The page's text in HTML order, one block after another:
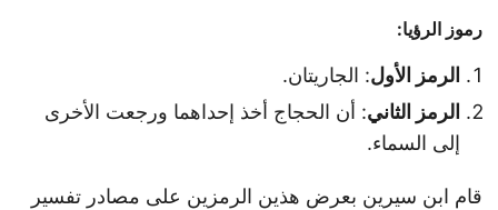
رموز الرؤيا:
الرمز الأول: الجاريتان.
الرمز الثاني: أن الحجاج أخذ إحداهما ورجعت الأخرى
إلى السماء.
قام ابن سيرين بعرض هذين الرمزين على مصادر تفسير